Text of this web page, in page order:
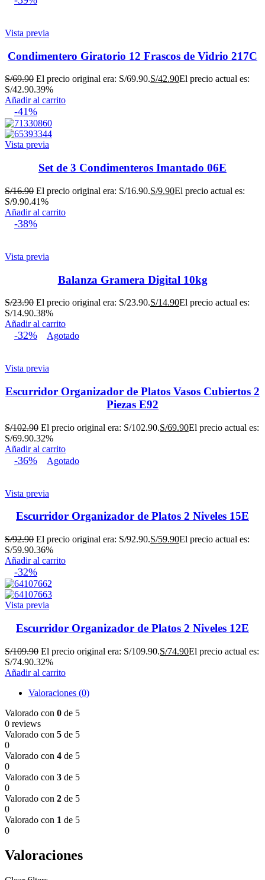
Vista previa
Condimentero Giratorio 12 Frascos de Vidrio 217C
S/69.90 El precio original era: S/69.90.S/42.90El precio actual es:
S/42.90.39%
Añadir al carrito
-41%
Vista previa
Set de 3 Condimenteros Imantado 06E
S/16.90 El precio original era: S/16.90.S/9.90El precio actual es:
S/9.90.41%
Añadir al carrito
-38%
Vista previa
Balanza Gramera Digital 10kg
S/23.90 El precio original era: S/23.90.S/14.90El precio actual es:
S/14.90.38%
Añadir al carrito
-32% Agotado
Vista previa
Escurridor Organizador de Platos Vasos Cubiertos 2
Piezas E92
S/102.90 El precio original era: S/102.90.S/69.90El precio actual es:
S/69.90.32%
Añadir al carrito
-36% Agotado
Vista previa
Escurridor Organizador de Platos 2 Niveles 15E
S/92.90 El precio original era: S/92.90.S/59.90El precio actual es:
S/59.90.36%
Añadir al carrito
-32%
Vista previa
Escurridor Organizador de Platos 2 Niveles 12E
S/109.90 El precio original era: S/109.90.S/74.90El precio actual es:
S/74.90.32%
Añadir al carrito
Valoraciones (0)
Valorado con 0 de 5
0 reviews
Valorado con 5 de 5
0
Valorado con 4 de 5
0
Valorado con 3 de 5
0
Valorado con 2 de 5
0
Valorado con 1 de 5
0
Valoraciones